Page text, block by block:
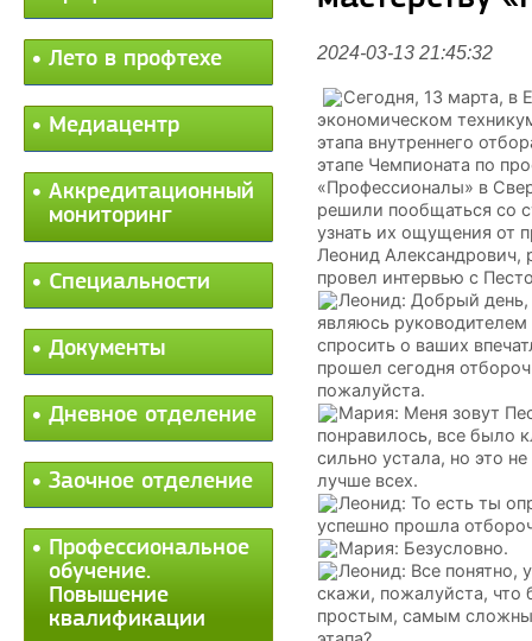
Лето в профтехе
Медиацентр
Аккредитационный
мониторинг
Специальности
Документы
Дневное отделение
Заочное отделение
Профессиональное
обучение.
Повышение
квалификации
2024-03-13 21:45:32
Сегодня, 13 марта, в
экономическом
этапа внутреннего
этапе Чемпионата по
«Профессионалы» в
решили пообщаться со
узнать их ощущения от
Леонид Александрович,
провел интервью с
Леонид: Добрый день,
являюсь
спросить о ваших
прошел сегодня
пожалуйста.
Мария: Меня зовут
понравилось, все было
сильно устала, но это
лучше всех.
Леонид: То есть ты
успешно прошла
Мария: Безусловно.
Леонид: Все понятно,
скажи, пожалуйста,
простым, самым